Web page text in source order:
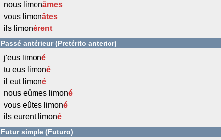
nous limonâmes
vous limonâtes
ils limonèrent
Passé antérieur (Pretérito anterior)
j'eus limoné
tu eus limoné
il eut limoné
nous eûmes limoné
vous eûtes limoné
ils eurent limoné
Futur simple (Futuro)